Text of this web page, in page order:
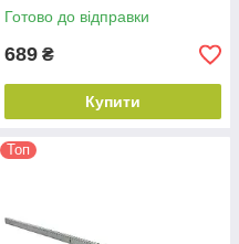
Готово до відправки
689 ₴
Купити
Топ